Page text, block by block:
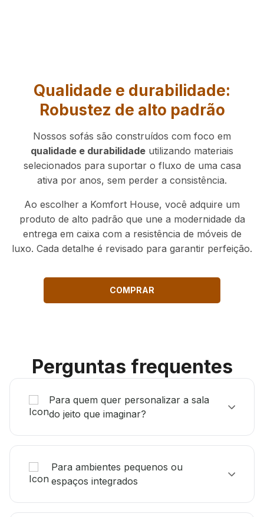
Qualidade e durabilidade:
Robustez de alto padrão
Nossos sofás são construídos com foco em
qualidade e durabilidade utilizando materiais
selecionados para suportar o fluxo de uma casa
ativa por anos, sem perder a consistência.
Ao escolher a Komfort House, você adquire um
produto de alto padrão que une a modernidade da
entrega em caixa com a resistência de móveis de
luxo. Cada detalhe é revisado para garantir perfeição.
COMPRAR
Perguntas frequentes
Para quem quer personalizar a sala
do jeito que imaginar?
Para ambientes pequenos ou
espaços integrados